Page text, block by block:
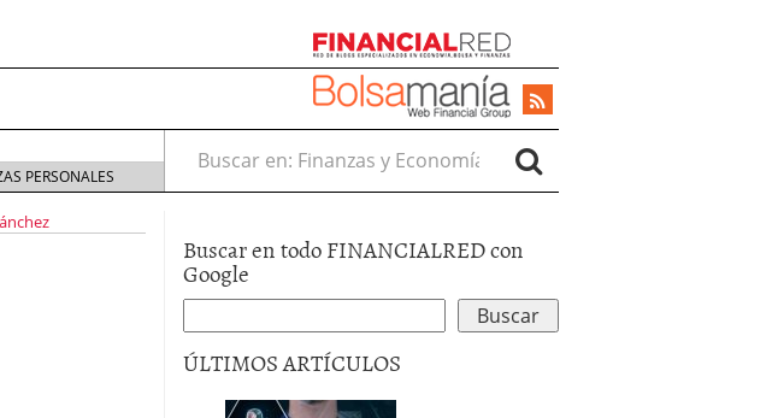
PERSONALES
Buscar en:
Buscar en todo FINANCIALRED con
Google
ÚLTIMOS ARTÍCULOS